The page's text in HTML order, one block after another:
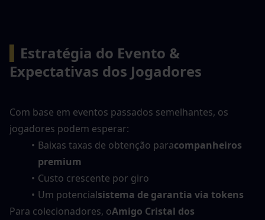
Estratégia do Evento &
Expectativas dos Jogadores
Com base em eventos passados semelhantes, os
jogadores podem esperar:
Baixas taxas de obtenção paracompanheiros
premium
Custo crescente por giro
Um potencialsistema de garantia via tokens
Para colecionadores, oAmigo Cristal dos